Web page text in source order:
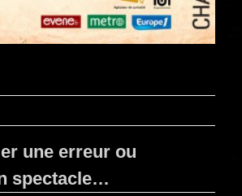
une erreur ou
spectacle…